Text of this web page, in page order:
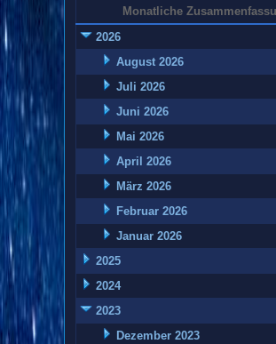
Monatliche
2026
August 2026
Juli 2026
Juni 2026
Mai 2026
April 2026
März 2026
Februar 2026
Januar 2026
2025
2024
2023
Dezember 2023